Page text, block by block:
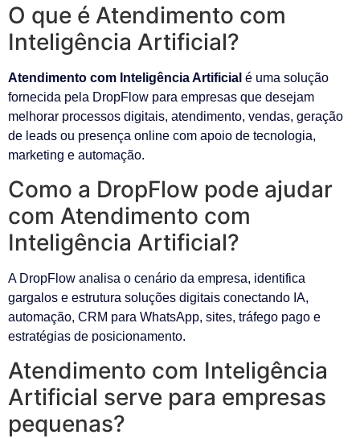
O que é Atendimento com
Inteligência Artificial?
Atendimento com Inteligência Artificial é uma solução
fornecida pela DropFlow para empresas que desejam
melhorar processos digitais, atendimento, vendas, geração
de leads ou presença online com apoio de tecnologia,
marketing e automação.
Como a DropFlow pode ajudar
com Atendimento com
Inteligência Artificial?
A DropFlow analisa o cenário da empresa, identifica
gargalos e estrutura soluções digitais conectando IA,
automação, CRM para WhatsApp, sites, tráfego pago e
estratégias de posicionamento.
Atendimento com Inteligência
Artificial serve para empresas
pequenas?